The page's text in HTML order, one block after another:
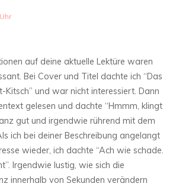
auf deine aktuelle Lektüre waren
Bei Cover und Titel dachte ich “Das
Kitsch” und war nicht interessiert. Dann
gelesen und dachte “Hmmm, klingt
gut und irgendwie rührend mit dem
ich bei deiner Beschreibung angelangt
wieder, ich dachte “Ach wie schade.
Irgendwie lustig, wie sich die
innerhalb von Sekunden verändern